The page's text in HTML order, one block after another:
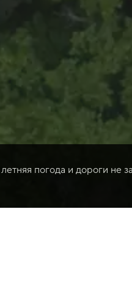
погода и дороги не